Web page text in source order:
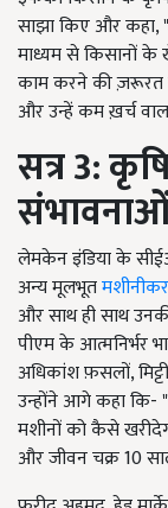
साझा किए और कहा,
माध्यम से किसानों के
काम करने की ज़रूरत
और उन्हें कम ख़र्च
सत्र 3:
लेमकेन इंडिया के
अन्य मूलभूत
और साथ ही साथ
पीएम के आत्मनिर्भर
अधिकांश फ़सलों,
उन्होंने आगे कहा कि-
मशीनों को कैसे
और जीवन चक्र 10